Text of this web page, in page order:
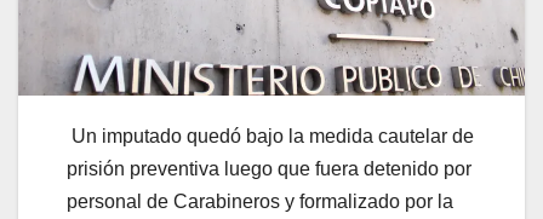
Un imputado quedó bajo la medida cautelar de
prisión preventiva luego que fuera detenido por
personal de Carabineros y formalizado por la